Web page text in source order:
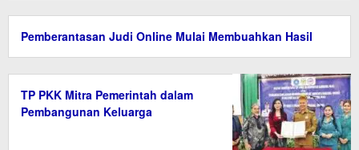
Pemberantasan Judi Online Mulai Membuahkan Hasil
TP PKK Mitra Pemerintah dalam
Pembangunan Keluarga